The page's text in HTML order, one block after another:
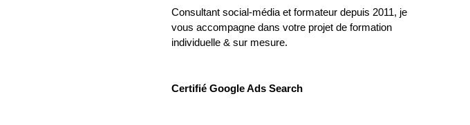
Consultant social-média et formateur depuis 2011, je
vous accompagne dans votre projet de formation
individuelle & sur mesure.
Certifié Google Ads Search